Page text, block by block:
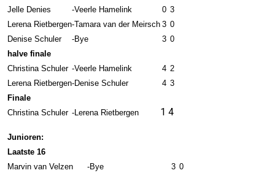
Jelle Denies
-Veerle Hamelink 0 3
Lerena Rietbergen-Tamara van der Meirsch 3 0
Denise Schuler
-Bye 3 0
halve finale
Christina Schuler -Veerle Hamelink 4 2
Lerena Rietbergen-Denise Schuler 4 3
Finale
Christina Schuler - Lerena Rietbergen 1 4
Junioren:
Laatste 16
Marvin van Velzen
-Bye 3 0